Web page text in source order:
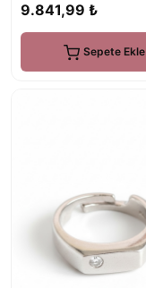
9.841,99 ₺
Sepete Ekle